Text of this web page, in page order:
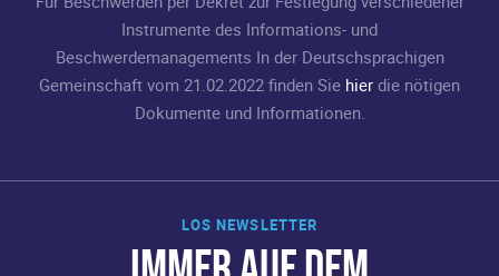
LOS NEWSLETTER
Instrumente des Informations- und
Beschwerdemanagements In der Deutschsprachigen
Gemeinschaft vom 21.02.2022 finden Sie hier die nötigen
Dokumente und Informationen.